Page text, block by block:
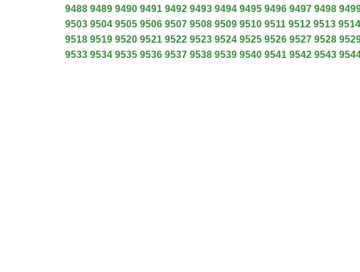
9488 9489 9490 9491 9492 9493 9494 9495 9496 9497 9498
9503 9504 9505 9506 9507 9508 9509 9510 9511 9512 9513 9514
9518 9519 9520 9521 9522 9523 9524 9525 9526 9527 9528
9533 9534 9535 9536 9537 9538 9539 9540 9541 9542 9543